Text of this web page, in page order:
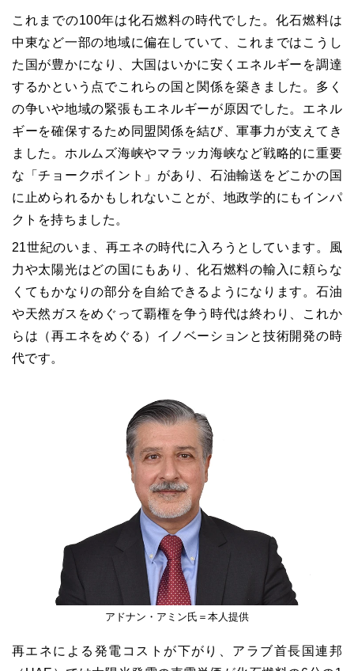
これまでの100年は化石燃料の時代でした。化石燃料は
中東など一部の地域に偏在していて、これまではこうし
た国が豊かになり、大国はいかに安くエネルギーを調達
するかという点でこれらの国と関係を築きました。多く
の争いや地域の緊張もエネルギーが原因でした。エネル
ギーを確保するため同盟関係を結び、軍事力が支えてき
ました。ホルムズ海峡やマラッカ海峡など戦略的に重要
な「チョークポイント」があり、石油輸送をどこかの国
に止められるかもしれないことが、地政学的にもインパ
クトを持ちました。
21世紀のいま、再エネの時代に入ろうとしています。風
力や太陽光はどの国にもあり、化石燃料の輸入に頼らな
くてもかなりの部分を自給できるようになります。石油
や天然ガスをめぐって覇権を争う時代は終わり、これか
らは（再エネをめぐる）イノベーションと技術開発の時
代です。
アドナン・アミン氏＝本人提供
再エネによる発電コストが下がり、アラブ首長国連邦